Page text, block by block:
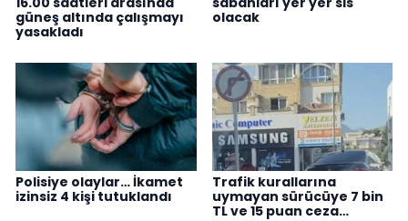
güneş altında çalışmayı
yasakladı
olacak
Polisiye olaylar… İkamet
izinsiz 4 kişi tutuklandı
Trafik kurallarına
uymayan sürücüye 7 bin
TL ve 15 puan ceza…